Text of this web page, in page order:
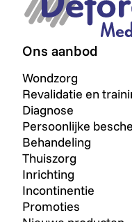
Ons aanbod
Wondzorg
Revalidatie en
Diagnose
Persoonlijke
Behandeling
Thuiszorg
Inrichting
Incontinentie
Promoties